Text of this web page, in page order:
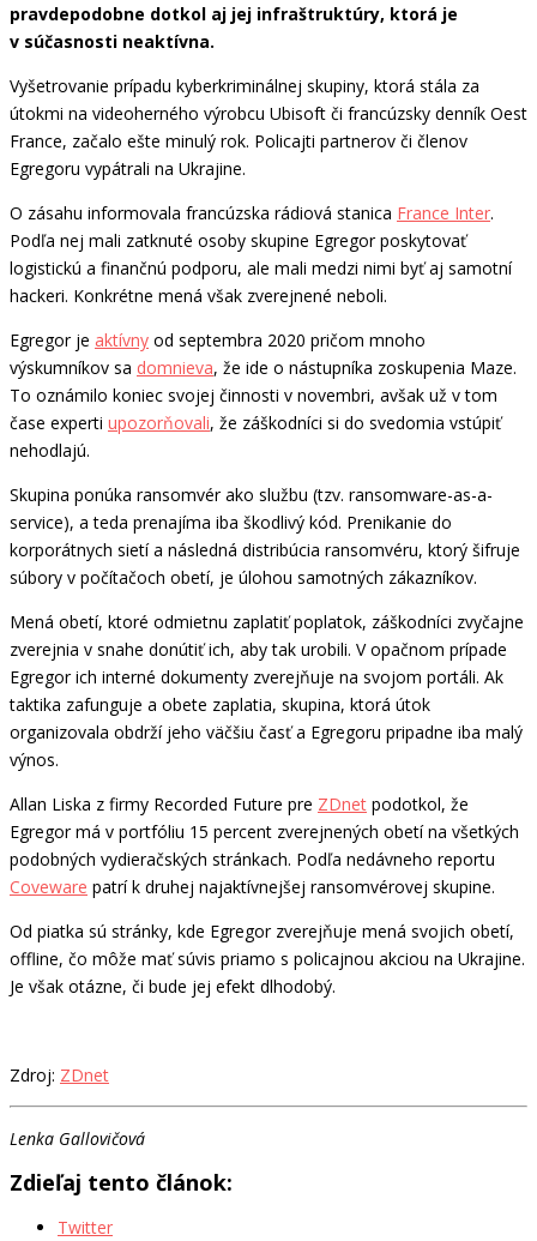
pravdepodobne dotkol aj jej infraštruktúry, ktorá je
v súčasnosti neaktívna.
Vyšetrovanie prípadu kyberkriminálnej skupiny, ktorá stála za
útokmi na videoherného výrobcu Ubisoft či francúzsky denník Oest
France, začalo ešte minulý rok. Policajti partnerov či členov
Egregoru vypátrali na Ukrajine.
O zásahu informovala francúzska rádiová stanica France Inter.
Podľa nej mali zatknuté osoby skupine Egregor poskytovať
logistickú a finančnú podporu, ale mali medzi nimi byť aj samotní
hackeri. Konkrétne mená však zverejnené neboli.
Egregor je aktívny od septembra 2020 pričom mnoho
výskumníkov sa domnieva, že ide o nástupníka zoskupenia Maze.
To oznámilo koniec svojej činnosti v novembri, avšak už v tom
čase experti upozorňovali, že záškodníci si do svedomia vstúpiť
nehodlajú.
Skupina ponúka ransomvér ako službu (tzv. ransomware-as-a-
service), a teda prenajíma iba škodlivý kód. Prenikanie do
korporátnych sietí a následná distribúcia ransomvéru, ktorý šifruje
súbory v počítačoch obetí, je úlohou samotných zákazníkov.
Mená obetí, ktoré odmietnu zaplatiť poplatok, záškodníci zvyčajne
zverejnia v snahe donútiť ich, aby tak urobili. V opačnom prípade
Egregor ich interné dokumenty zverejňuje na svojom portáli. Ak
taktika zafunguje a obete zaplatia, skupina, ktorá útok
organizovala obdrží jeho väčšiu časť a Egregoru pripadne iba malý
výnos.
Allan Liska z firmy Recorded Future pre ZDnet podotkol, že
Egregor má v portfóliu 15 percent zverejnených obetí na všetkých
podobných vydieračských stránkach. Podľa nedávneho reportu
Coveware patrí k druhej najaktívnejšej ransomvérovej skupine.
Od piatka sú stránky, kde Egregor zverejňuje mená svojich obetí,
offline, čo môže mať súvis priamo s policajnou akciou na Ukrajine.
Je však otázne, či bude jej efekt dlhodobý.
Zdroj: ZDnet
Lenka Gallovičová
Zdieľaj tento článok:
Twitter